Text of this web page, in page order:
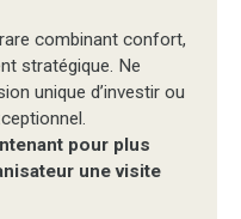
combinant confort,
stratégique. Ne
unique d’investir ou
pour plus
une visite